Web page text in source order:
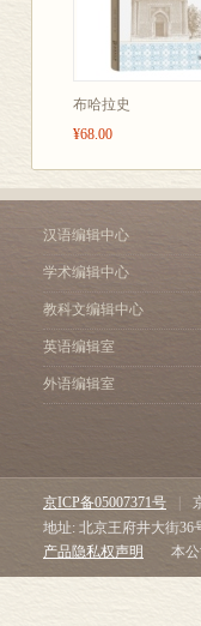
布哈拉史
¥68.00
汉语编辑中心
学术编辑中心
教科文编辑中心
英语编辑室
外语编辑室
京ICP备05007371号
地址: 北京王府井大街36
产品隐私权声明
本